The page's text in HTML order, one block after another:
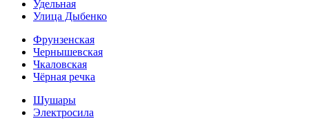
Удельная
Улица Дыбенко
Фрунзенская
Чернышевская
Чкаловская
Чёрная речка
Шушары
Электросила